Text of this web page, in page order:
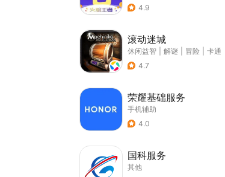
4.9
滚动迷城
休闲益智 解谜 冒险
卡通
4.7
荣耀基础服务
手机辅助
4.0
国科服务
其他